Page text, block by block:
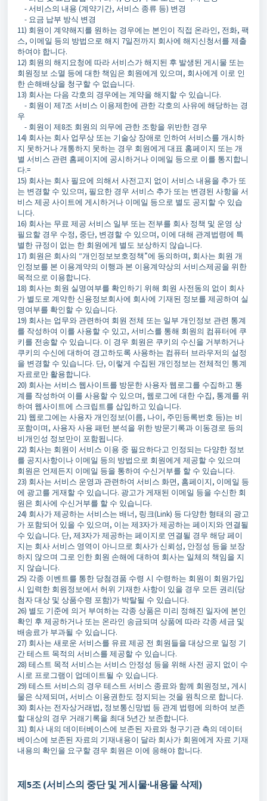
- 서비스의 내용 (계약기간, 서비스 종류 등) 변경
- 요금 납부 방식 변경
11) 회원이 계약해지를 원하는 경우에는 본인이 직접 온라인, 전화, 팩
스, 이메일 등의 방법으로 해지 7일전까지 회사에 해지신청서를 제출
하여야 합니다.
12) 회원의 해지요청에 따라 서비스가 해지된 후 발생된 게시물 또는
회원정보 소멸 등에 대한 책임은 회원에게 있으며, 회사에게 이로 인
한 손해배상을 청구할 수 없습니다.
13) 회사는 다음 각호의 경우에는 계약을 해지할 수 있습니다.
- 회원이 제7조 서비스 이용제한에 관한 각호의 사유에 해당하는 경
우
- 회원이 제8조 회원의 의무에 관한 조항을 위반한 경우
14) 회사는 회사 업무상 또는 기술상 장애로 인하여 서비스를 개시하
지 못하거나 개통하지 못하는 경우 회원에게 대표 홈페이지 또는 개
별 서비스 관련 홈페이지에 공시하거나 이메일 등으로 이를 통지합니
다.=
15) 회사는 회사 필요에 의해서 사전고지 없이 서비스 내용을 추가 또
는 변경할 수 있으며, 필요한 경우 서비스 추가 또는 변경된 사항을 서
비스 제공 사이트에 게시하거나 이메일 등으로 별도 공지할 수 있습
니다.
16) 회사는 무료 제공 서비스 일부 또는 전부를 회사 정책 및 운영 상
필요할 경우 수정, 중단, 변경할 수 있으며, 이에 대해 관계법령에 특
별한 규정이 없는 한 회원에게 별도 보상하지 않습니다.
17) 회원은 회사의 “개인정보보호정책”에 동의하며, 회사는 회원 개
인정보를 본 이용계약의 이행과 본 이용계약상의 서비스제공을 위한
목적으로 이용합니다.
18) 회사는 회원 실명여부를 확인하기 위해 회원 사전동의 없이 회사
가 별도로 계약한 신용정보회사에 회사에 기재된 정보를 제공하여 실
명여부를 확인할 수 있습니다.
19) 회사는 업무와 관련하여 회원 전체 또는 일부 개인정보 관련 통계
를 작성하여 이를 사용할 수 있고, 서비스를 통해 회원의 컴퓨터에 쿠
키를 전송할 수 있습니다. 이 경우 회원은 쿠키의 수신을 거부하거나
쿠키의 수신에 대하여 경고하도록 사용하는 컴퓨터 브라우저의 설정
을 변경할 수 있습니다. 단, 이렇게 수집된 개인정보는 전체적인 통계
자료로만 활용합니다.
20) 회사는 서비스 웹사이트를 방문한 사용자 웹로그를 수집하고 통
계를 작성하여 이를 사용할 수 있으며, 웹로그에 대한 수집, 통계를 위
하여 웹사이트에 스크립트를 삽입하고 있습니다.
21) 웹로그에는 사용자 개인정보(이름, 나이, 주민등록번호 등)는 비
포함이며, 사용자 사용 패턴 분석을 위한 방문기록과 이동경로 등의
비개인성 정보만이 포함됩니다.
22) 회사는 회원이 서비스 이용 중 필요하다고 인정되는 다양한 정보
를 공지사항이나 이메일 등의 방법으로 회원에게 제공할 수 있으며
회원은 언제든지 이메일 등을 통하여 수신거부를 할 수 있습니다.
23) 회사는 서비스 운영과 관련하여 서비스 화면, 홈페이지, 이메일 등
에 광고를 게재할 수 있습니다. 광고가 게재된 이메일 등을 수신한 회
원은 회사에 수신거부를 할 수 있습니다.
24) 회사가 제공하는 서비스는 배너, 링크(Link) 등 다양한 형태의 광고
가 포함되어 있을 수 있으며, 이는 제3자가 제공하는 페이지와 연결될
수 있습니다. 단, 제3자가 제공하는 페이지로 연결될 경우 해당 페이
지는 회사 서비스 영역이 아니므로 회사가 신뢰성, 안정성 등을 보장
하지 않으며 그로 인한 회원 손해에 대하여 회사는 일체의 책임을 지
지 않습니다.
25) 각종 이벤트를 통한 당첨경품 수령 시 수령하는 회원이 회원가입
시 입력한 회원정보에서 허위 기재한 사항이 있을 경우 모든 권리(당
첨자 대상 및 상품수령 포함)가 박탈될 수 있습니다.
26) 별도 기준에 의거 부여하는 각종 상품은 미리 정해진 일자에 본인
확인 후 제공하거나 또는 온라인 송금되며 상품에 따라 각종 세금 및
배송료가 부과될 수 있습니다.
27) 회사는 새로운 서비스를 유료 제공 전 회원들을 대상으로 일정 기
간 테스트 목적의 서비스를 제공할 수 있습니다.
28) 테스트 목적 서비스는 서비스 안정성 등을 위해 사전 공지 없이 수
시로 프로그램이 업데이트될 수 있습니다.
29) 테스트 서비스의 경우 테스트 서비스 종료와 함께 회원정보, 게시
물은 삭제되며, 서비스 이용권한도 정지되는 것을 원칙으로 합니다.
30) 회사는 전자상거래법, 정보통신망법 등 관계 법령에 의하여 보존
할 대상의 경우 거래기록을 최대 5년간 보존합니다.
31) 회사 내의 데이터베이스에 보존된 자료와 청구기관 측의 데이터
베이스에 보존된 자료의 기재내용이 달라 회사가 회원에게 자료 기재
내용의 확인을 요구할 경우 회원은 이에 응해야 합니다.
제5조 (서비스의 중단 및 게시물·내용물 삭제)